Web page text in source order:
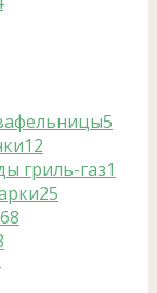
5
12
гриль-газ1
25
8